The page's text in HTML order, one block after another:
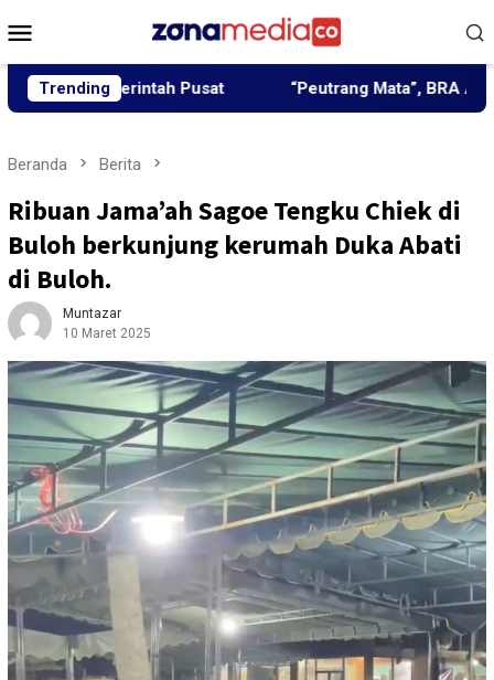
ke
Mobile
Trending
Pusat “Peutrang Mata”, BRA Aceh Utara
Beranda Berita
Ribuan Jama’ah Sagoe Tengku Chiek di
Buloh berkunjung kerumah Duka Abati
di Buloh.
Muntazar
10 Maret 2025